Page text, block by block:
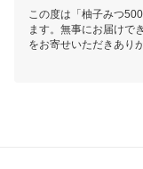
この度は「柚子みつ
ます。無事にお届けで
をお寄せいただきあり
のバランスが絶妙の